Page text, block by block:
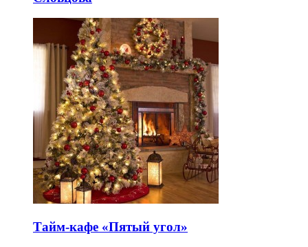
Тайм-кафе «Пятый угол»